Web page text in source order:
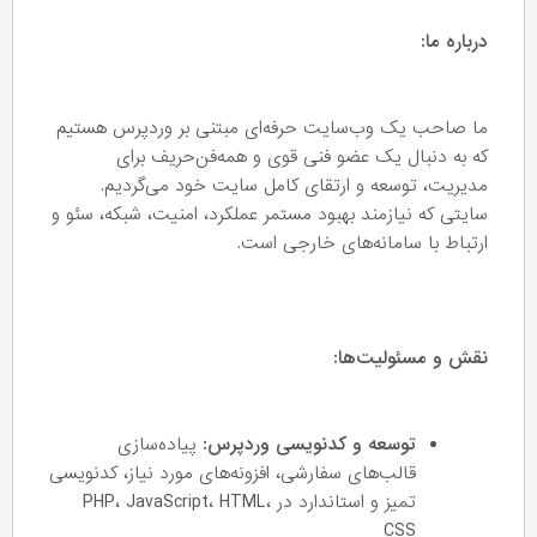
درباره ما:
ما صاحب یک وب‌سایت حرفه‌ای مبتنی بر وردپرس هستیم
که به دنبال یک عضو فنی قوی و همه‌فن‌حریف برای
مدیریت، توسعه و ارتقای کامل سایت خود می‌گردیم.
سایتی که نیازمند بهبود مستمر عملکرد، امنیت، شبکه، سئو و
ارتباط با سامانه‌های خارجی است.
نقش و مسئولیت‌ها:
توسعه و کدنویسی وردپرس: پیاده‌سازی
قالب‌های سفارشی، افزونه‌های مورد نیاز، کدنویسی
تمیز و استاندارد در PHP، JavaScript، HTML،
CSS